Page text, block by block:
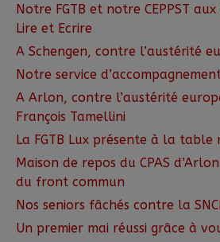
Notre FGTB et notre CEPPST
Lire et Ecrire
A Schengen, contre l’austérité
Notre service
A Arlon, contre l’austérité
François Tamellini
La FGTB Lux présente à la table
Maison de repos du CPAS
du front commun
Nos seniors fâchés contre la
Un premier mai réussi grâce à